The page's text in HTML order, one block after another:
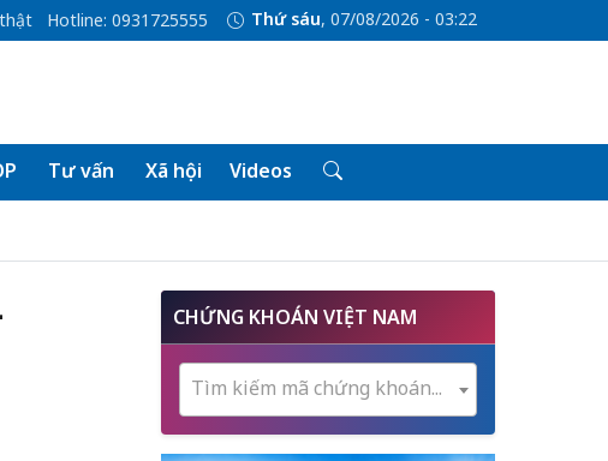
Hotline: 0931725555 Thứ sáu, 07/08/2026 - 03:22
Tư vấn Xã hội Videos
CHỨNG KHOÁN VIỆT NAM
Tìm kiếm mã chứng khoán...